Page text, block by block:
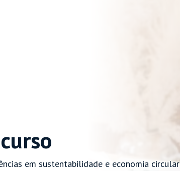
em sustentabilidade e economia circular